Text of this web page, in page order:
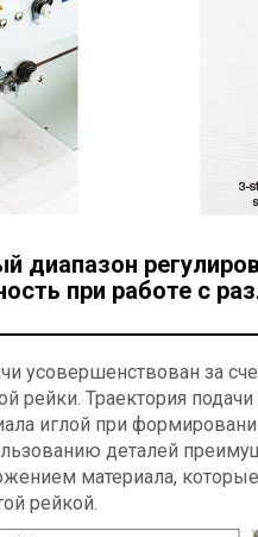
диапазон
при работе с
усовершенствован за
рейки. Траектория
иглой при
деталей
материала,
рейкой.